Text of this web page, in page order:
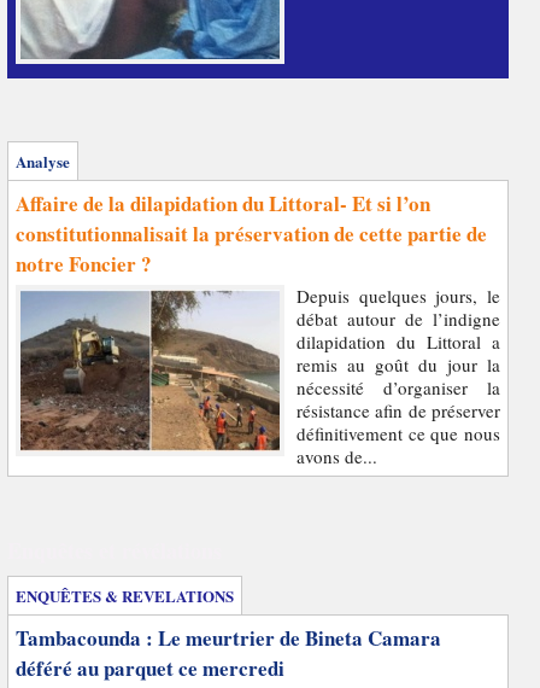
Analyse
Affaire de la dilapidation du Littoral- Et si l’on
constitutionnalisait la préservation de cette partie de
notre Foncier ?
Depuis quelques jours, le
débat autour de l’indigne
dilapidation du Littoral a
remis au goût du jour la
nécessité d’organiser la
résistance afin de préserver
définitivement ce que nous
avons de...
ENQUÊTES & REVELATIONS
Tambacounda : Le meurtrier de Bineta Camara
déféré au parquet ce mercredi